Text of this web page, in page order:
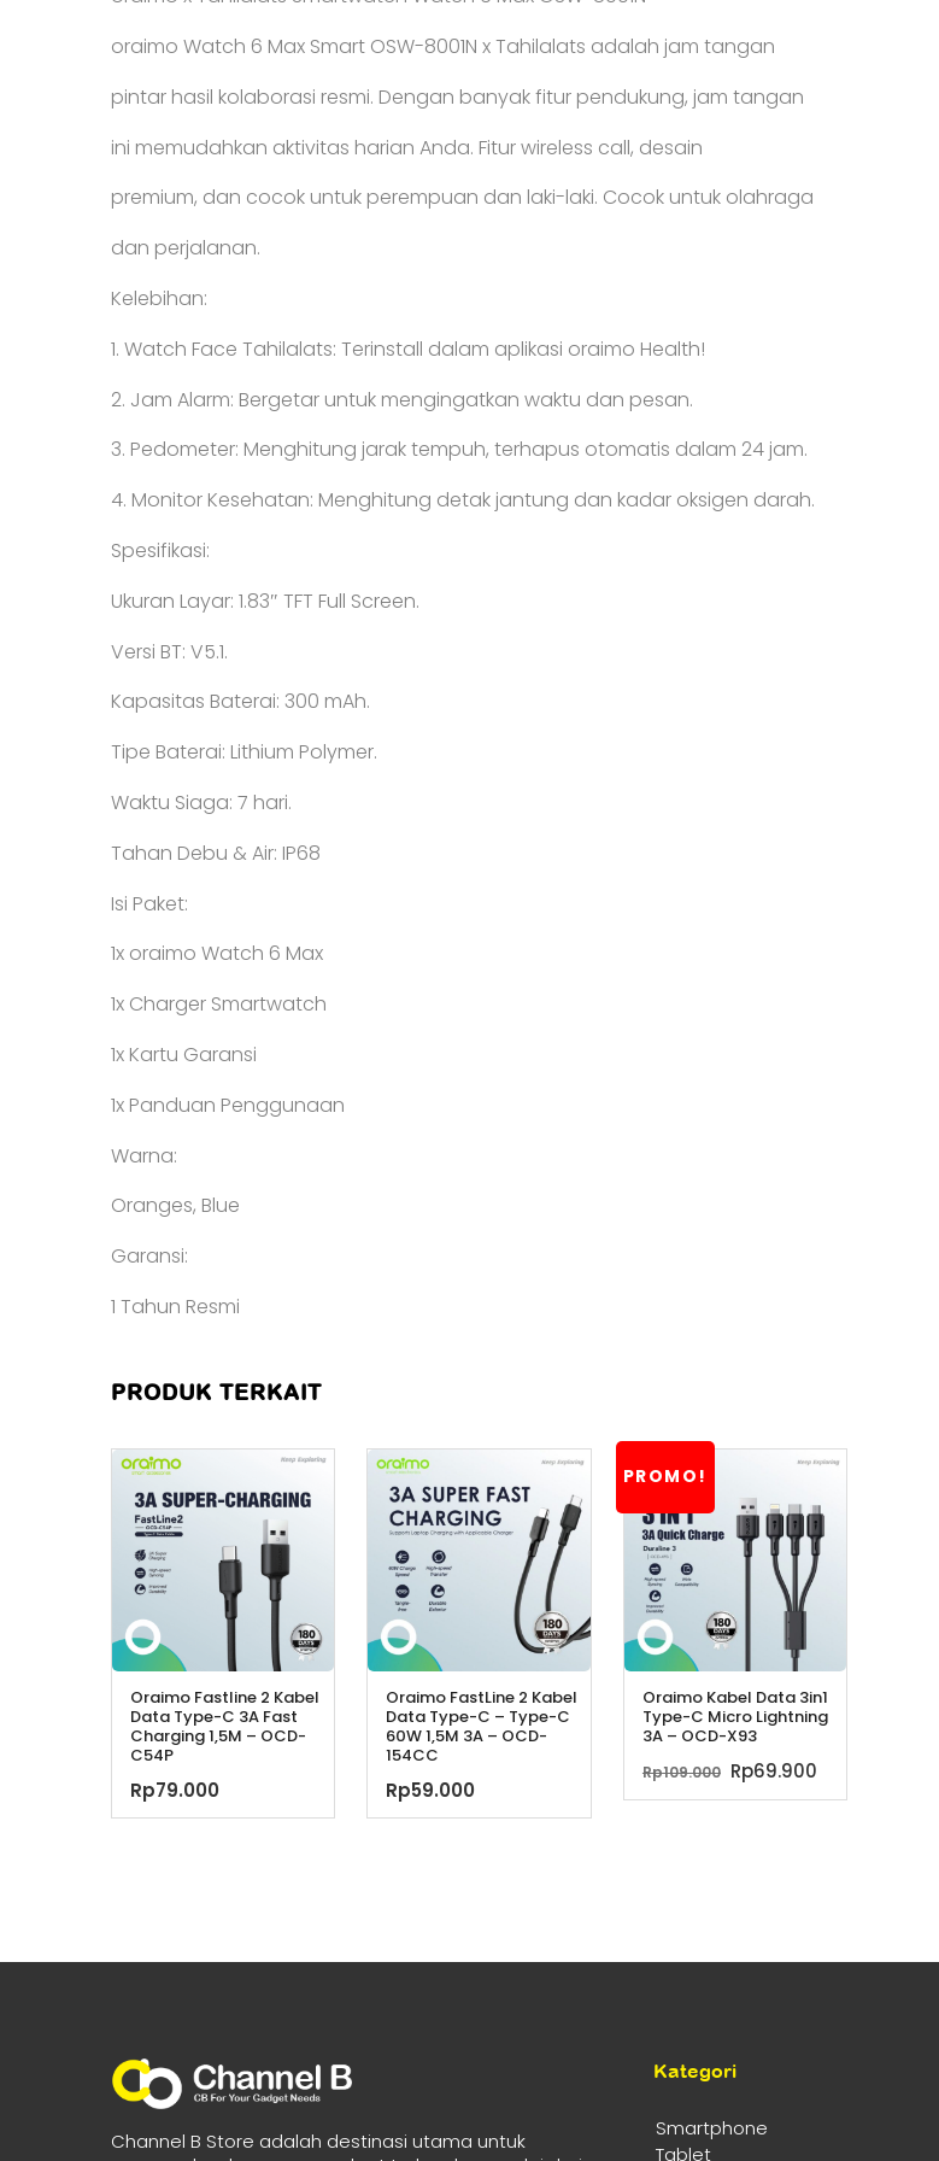
105+
Mode
Olahraga
Sport
Waterproof
IP68
oraimo Watch 6 Max Smart OSW-8001N x Tahilalats adalah jam tangan
pintar hasil kolaborasi resmi. Dengan banyak fitur pendukung, jam tangan
ini memudahkan aktivitas harian Anda. Fitur wireless call, desain
premium, dan cocok untuk perempuan dan laki-laki. Cocok untuk olahraga
dan perjalanan.
Kelebihan:
1. Watch Face Tahilalats: Terinstall dalam aplikasi oraimo Health!
2. Jam Alarm: Bergetar untuk mengingatkan waktu dan pesan.
3. Pedometer: Menghitung jarak tempuh, terhapus otomatis dalam 24 jam.
4. Monitor Kesehatan: Menghitung detak jantung dan kadar oksigen darah.
Spesifikasi:
Ukuran Layar: 1.83″ TFT Full Screen.
Versi BT: V5.1.
Kapasitas Baterai: 300 mAh.
Tipe Baterai: Lithium Polymer.
Waktu Siaga: 7 hari.
Tahan Debu & Air: IP68
Isi Paket:
1x oraimo Watch 6 Max
1x Charger Smartwatch
1x Kartu Garansi
1x Panduan Penggunaan
Warna:
Oranges, Blue
Garansi:
1 Tahun Resmi
PRODUK TERKAIT
Oraimo Fastline 2 Kabel
Data Type-C 3A Fast
Charging 1,5M – OCD-
C54P
Rp79.000
Oraimo FastLine 2 Kabel
Data Type-C – Type-C
60W 1,5M 3A – OCD-
154CC
Rp59.000
PROMO!
Oraimo Kabel Data 3in1
Type-C Micro Lightning
3A – OCD-X93
Rp109.000 Harga
aslinya
Rp69.900Harga
saat
Channel B Store adalah destinasi utama untuk
Kategori
Smartphone
Tablet